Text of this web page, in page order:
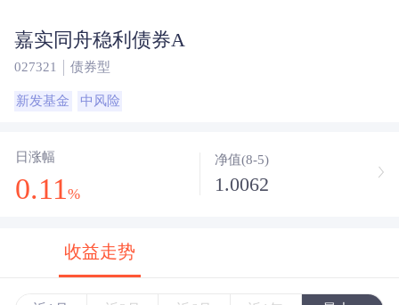
嘉实同舟稳利债券A
027321 债券型
新发基金 中风险
日涨幅
0.11 %
净值(8-5)
1.0062
收益走势